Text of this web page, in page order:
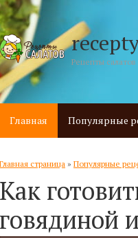
Рецепты салатов
Главная Популярные
Главная страница » Популярные
Как
говядиной